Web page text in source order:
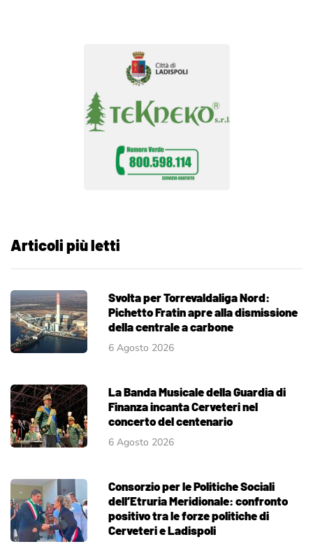
Articoli più letti
Svolta per Torrevaldaliga Nord:
Pichetto Fratin apre alla dismissione
della centrale a carbone
6 Agosto 2026
La Banda Musicale della Guardia di
Finanza incanta Cerveteri nel
concerto del centenario
6 Agosto 2026
Consorzio per le Politiche Sociali
dell’Etruria Meridionale: confronto
positivo tra le forze politiche di
Cerveteri e Ladispoli